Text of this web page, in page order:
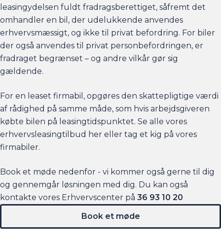
leasingydelsen fuldt fradragsberettiget, såfremt det
omhandler en bil, der udelukkende anvendes
erhvervsmæssigt, og ikke til privat befordring. For biler
der også anvendes til privat personbefordringen, er
fradraget begrænset – og andre vilkår gør sig
gældende.
For en leaset firmabil, opgøres den skattepligtige værdi
af rådighed på samme måde, som hvis arbejdsgiveren
købte bilen på leasingtidspunktet. Se alle vores
erhvervsleasingtilbud her eller tag et kig på vores
firmabiler.
Book et møde nedenfor - vi kommer også gerne til dig
og gennemgår løsningen med dig. Du kan også
kontakte vores Erhvervscenter på 36 93 10 20
Book et møde